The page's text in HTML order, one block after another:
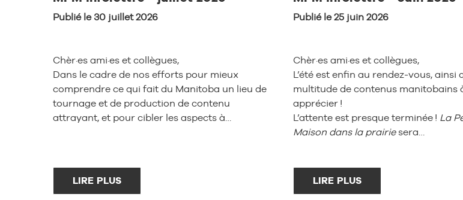
Publié le 30 juillet 2026
Chèr·es ami·es et collègues,
Dans le cadre de nos efforts pour mieux
comprendre ce qui fait du Manitoba un lieu de
tournage et de production de contenu
attrayant, et pour cibler les aspects à…
LIRE PLUS
Publié le 25 juin 2026
Chèr·es ami·es et collègues,
L’été est enfin au rendez-vous, ainsi
multitude de contenus manitobains
apprécier !
L’attente est presque terminée ! La
Maison dans la prairiesera…
LIRE PLUS